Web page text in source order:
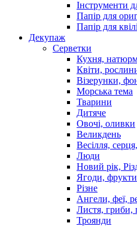
Інструменти
Папір для
Папір для
Декупаж
Серветки
Кухня,
Квіти,
Візерунки,
Морська тема
Тварини
Дитяче
Овочі, оливки
Великдень
Весілля,
Люди
Новий рік,
Ягоди, фрукти
Різне
Ангели, феї,
Листя, гриби,
Троянди